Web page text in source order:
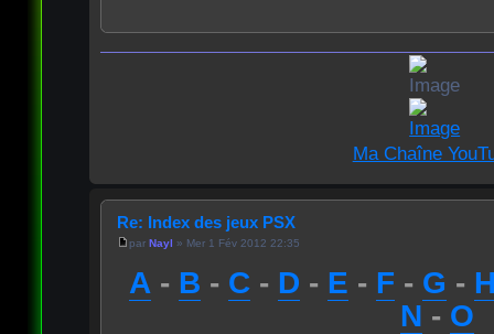
Ma Chaîne
Re: Index des jeux PSX
par Nayl » Mer 1 Fév 2012 22:35
A - B - C - D - E - F - G -
N - O